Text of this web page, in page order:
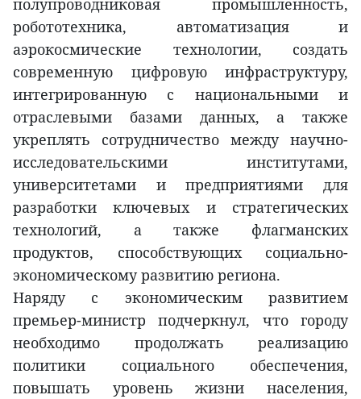
полупроводниковая промышленность,
робототехника, автоматизация и
аэрокосмические технологии, создать
современную цифровую инфраструктуру,
интегрированную с национальными и
отраслевыми базами данных, а также
укреплять сотрудничество между научно-
исследовательскими институтами,
университетами и предприятиями для
разработки ключевых и стратегических
технологий, а также флагманских
продуктов, способствующих социально-
экономическому развитию региона.
Наряду с экономическим развитием
премьер-министр подчеркнул, что городу
необходимо продолжать реализацию
политики социального обеспечения,
повышать уровень жизни населения,